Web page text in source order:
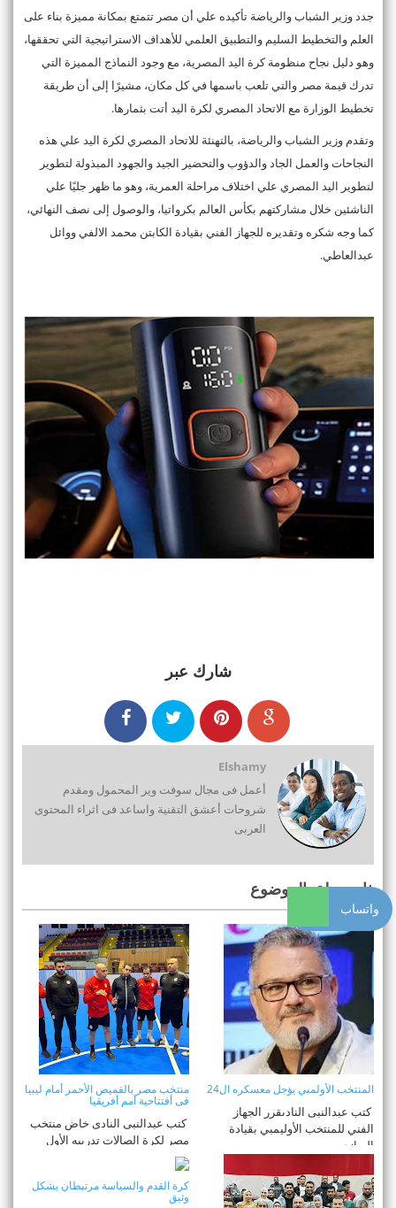
جدد وزير الشباب والرياضة تأكيده علي أن مصر تتمتع بمكانة مميزة بناء على
العلم والتخطيط السليم والتطبيق العلمي للأهداف الاستراتيجية التي تحققها،
وهو دليل نجاح منظومة كرة اليد المصرية، مع وجود النماذج المميزة التي
تدرك قيمة مصر والتي تلعب باسمها في كل مكان، مشيرًا إلى أن طريقة
تخطيط الوزارة مع الاتحاد المصري لكرة اليد أتت بثمارها.
وتقدم وزير الشباب والرياضة، بالتهنئة للاتحاد المصري لكرة اليد علي هذه
النجاحات والعمل الجاد والدؤوب والتحضير الجيد والجهود المبذولة لتطوير
لتطوير اليد المصري علي اختلاف مراحلة العمرية، وهو ما ظهر جليًا علي
الناشئين خلال مشاركتهم بكأس العالم بكرواتيا، والوصول إلى نصف النهائي،
كما وجه شكره وتقديره للجهاز الفني بقيادة الكابتن محمد الالفي ووائل
عبدالعاطي.
شارك عبر
Elshamy
أعمل فى مجال سوفت وير المحمول ومقدم
شروحات أعشق التقنية واساعد فى اثراء المحتوى
العربى
ذات صلة بالموضوع
المنتخب الأولمبي يؤجل معسكره ال24
كتب عبدالنبى النادىقرر الجهاز
الفني للمنتخب الأوليمبي بقيادة
البرازي ...
منتخب مصر بالقميص الأحمر أمام ليبيا
فى أفتتاحية أمم أفريقيا
كتب عبدالنبى النادى خاض منتخب
مصر لكرة الصالات تدريبه الأول
تحت ...
كرة القدم والسياسة مرتبطان بشكل
وثيق
واتساب